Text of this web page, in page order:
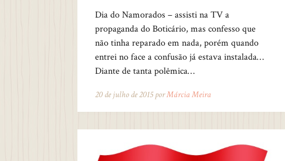
Dia do Namorados – assisti na TV a
propaganda do Boticário, mas confesso que
não tinha reparado em nada, porém quando
entrei no face a confusão já estava instalada…
Diante de tanta polêmica…
20 de julho de 2015 porMárcia Meira